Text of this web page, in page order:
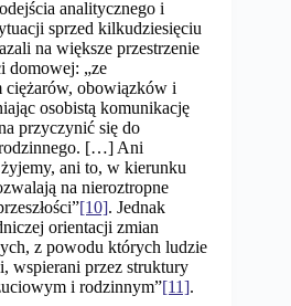
analitycznego i
sprzed kilkudziesięciu
na większe przestrzenie
domowej: „ze
ciężarów, obowiązków i
osobistą komunikację
przyczynić się do
rodzinnego. […] Ani
ani to, w kierunku
na nieroztropne
[10]. Jednak
orientacji zmian
z powodu których ludzie
wspierani przez struktury
i rodzinnym”[11].